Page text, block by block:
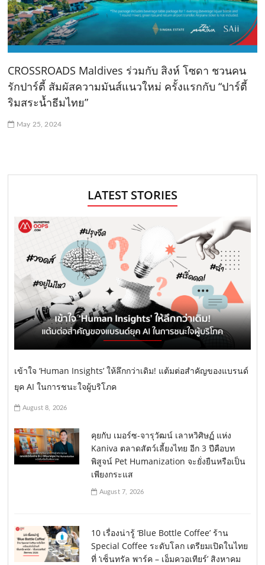
CROSSROADS Maldives ร่วมกับ สิงห์ โซดา ชวนคน
รักปาร์ตี้ สัมผัสความมันส์แนวใหม่ ครั้งแรกกับ “ปาร์ตี้
ริมสระน้ำธีมไทย”
May 25, 2024
LATEST STORIES
เข้าใจ ‘Human Insights’ ให้ลึกกว่าเดิม! แต้มต่อสำคัญของแบรนด์
ยุค AI ในการชนะใจผู้บริโภค
August 8, 2026
คุยกับ เมอร์ซ-จารุวัฒน์ เลาหวิศิษฏ์ แห่ง
Kaniva ตลาดสัตว์เลี้ยงไทย อีก 3 ปีคือบท
พิสูจน์ Pet Humanization จะยั่งยืนหรือเป็น
เพียงกระแส
August 7, 2026
10 เรื่องน่ารู้ ‘Blue Bottle Coffee’ ร้าน
Special Coffee ระดับโลก เตรียมเปิดในไทย
ที่ ‘เซ็นทรัล พาร์ค – เอ็มควอเทียร์’ สิงหาคม